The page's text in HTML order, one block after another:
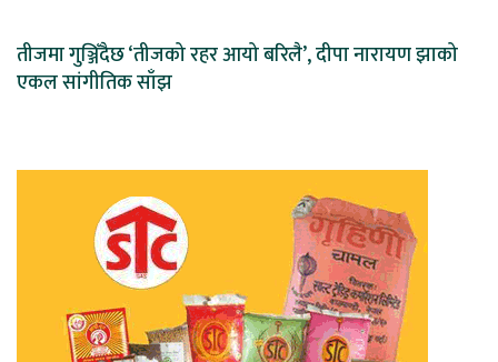
तीजमा गुञ्जिँदैछ ‘तीजको रहर आयो बरिलै’, दीपा नारायण झाको
एकल सांगीतिक साँझ